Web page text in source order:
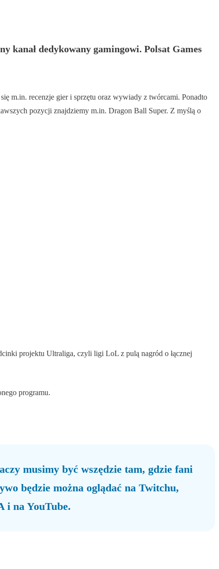
kanał dedykowany gamingowi. Polsat Games
m.in. recenzje gier i sprzętu oraz wywiady z twórcami. Ponadto
pozycji znajdziemy m.in. Dragon Ball Super. Z myślą o
projektu Ultraliga, czyli ligi LoL z pulą nagród o łącznej
programu.
musimy być wszędzie tam, gdzie fani
będzie można oglądać na Twitchu,
i na YouTube.